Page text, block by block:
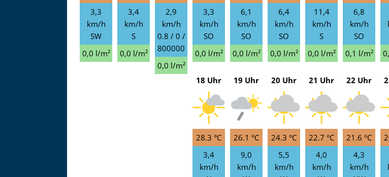
3,3
km/h
SW
0,0 l/m²
3,4
km/h
S
0,0 l/m²
2,9
km/h
0.8 / 0 /
800000
0,0 l/m²
3,3
km/h
SO
0,0 l/m²
6,1
km/h
SO
0,0 l/m²
6,4
km/h
SO
0,0 l/m²
11,4
km/h
S
0,0 l/m²
6,8
km/h
SO
0,1 l/m²
18 Uhr
28.3 °C
3,4
km/h
19 Uhr
26.1 °C
9,0
km/h
20 Uhr
24.3 °C
5,5
km/h
21 Uhr
22.7 °C
4,0
km/h
22 Uhr
21.6 °C
4,3
km/h